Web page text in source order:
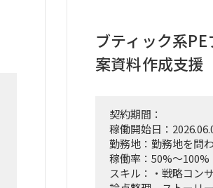
・新規事業開発にお
ング、PoC（概念実
・事業再生に向けた
フォリオマネジメン
ブティック系
案資料作成支援
契約期間：
稼働開始日：
勤務地：勤務地を問
稼働率：50%～100%
スキル：・戦略コン